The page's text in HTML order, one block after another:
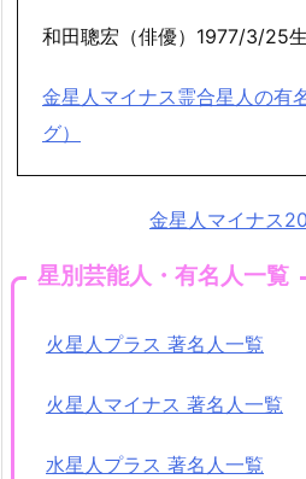
和田聰宏（俳優）1977/3/25生
金星人マイナス霊合星人の有
グ）
金星人マイナス
星別芸能人・有名人一覧
火星人プラス 著名人一覧
火星人マイナス 著名人一覧
水星人プラス 著名人一覧